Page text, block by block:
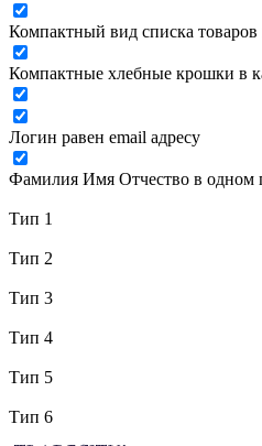
Компактный вид списка
Компактные хлебные крошки в
Логин равен email адресу
Фамилия Имя Отчество в одном
Тип 1
Тип 2
Тип 3
Тип 4
Тип 5
Тип 6